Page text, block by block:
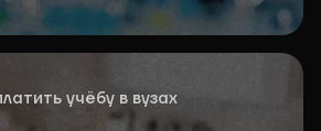
учёбу в вузах